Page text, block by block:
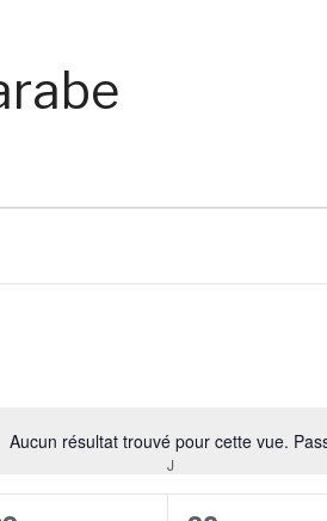
Notice
Aucun résultat trouvé pour cette vue.
J